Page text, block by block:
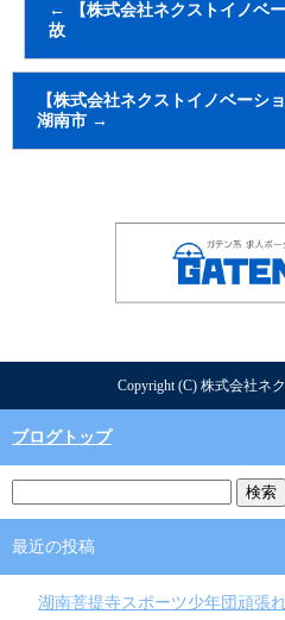
←
【株式会社ネクストイノベ
故
【株式会社ネクストイノベーシ
湖南市 →
Copyright (C) 株式会社ネ
ブログトップ
最近の投稿
湖南菩提寺スポーツ少年団頑張れ